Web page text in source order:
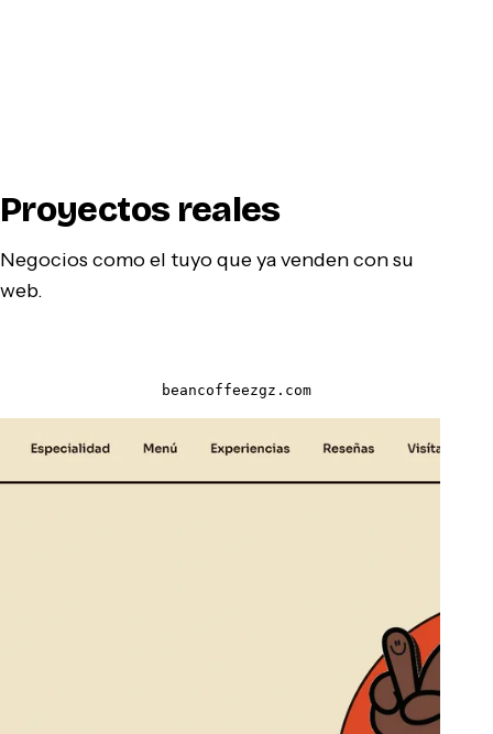
Proyectos reales
Negocios como el tuyo que ya venden con su
web.
beancoffeezgz.com